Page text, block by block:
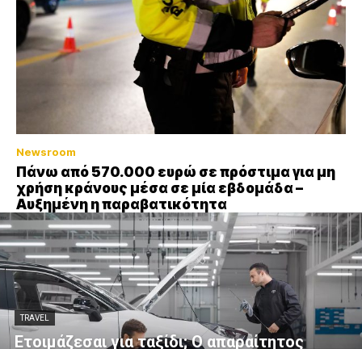
Newsroom
Πάνω από 570.000 ευρώ σε πρόστιμα για μη
χρήση κράνους μέσα σε μία εβδομάδα –
Αυξημένη η παραβατικότητα
TRAVEL
Ετοιμάζεσαι για ταξίδι; Ο απαραίτητος